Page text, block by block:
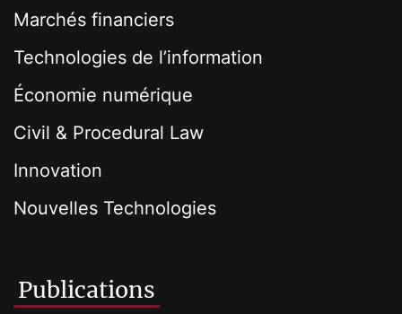
Marchés financiers
Technologies de l’information
Économie numérique
Civil & Procedural Law
Innovation
Nouvelles Technologies
Publications